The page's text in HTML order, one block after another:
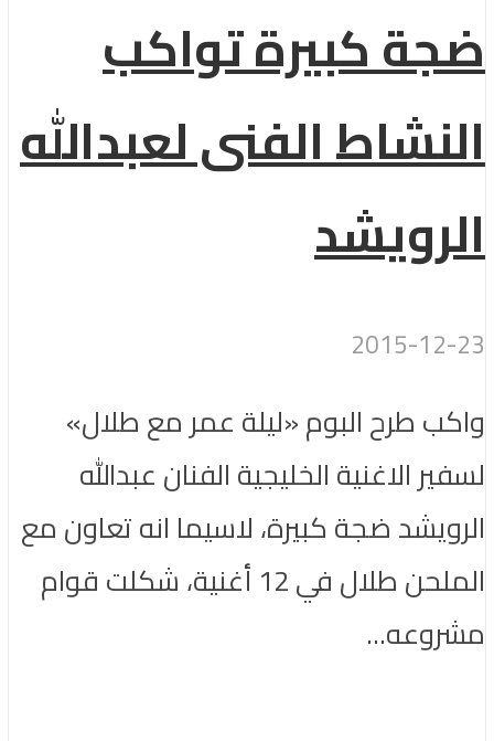
ضجة كبيرة تواكب
النشاط الفنى لعبدالله
الرويشد
2015-12-23
واكب طرح البوم «ليلة عمر مع طلال»
لسفير الاغنية الخليجية الفنان عبدالله
الرويشد ضجة كبيرة، لاسيما انه تعاون مع
الملحن طلال في 12 أغنية، شكلت قوام
مشروعه...